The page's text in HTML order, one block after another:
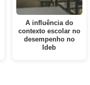
A influência do
contexto escolar no
desempenho no
Ideb